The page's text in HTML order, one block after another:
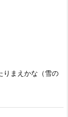
りまえかな（雪の